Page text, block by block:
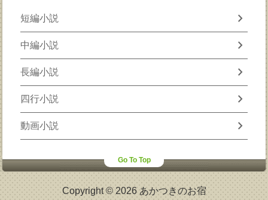
短編小説 chevron_right
中編小説 chevron_right
長編小説 chevron_right
四行小説 chevron_right
動画小説 chevron_right
Go To Top
Copyright © 2026 あかつきのお宿